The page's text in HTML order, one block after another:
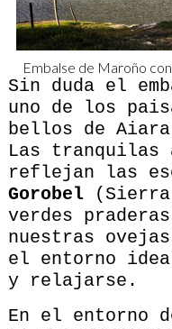
Embalse de Maroño
Sin duda el
uno de los
bellos de
Las tranquilas
reflejan las
Gorobel
(Sierra
verdes
nuestras
el entorno
y relajarse.
En el entorno